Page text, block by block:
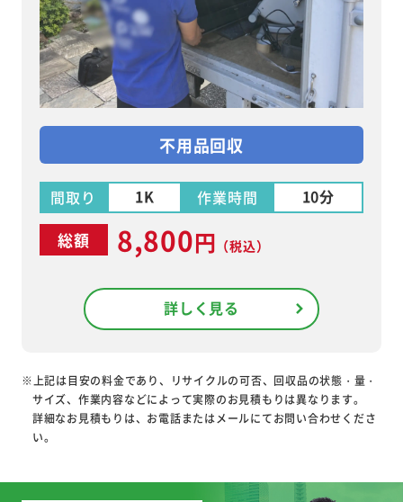
不用品回収
間取り 1K 作業時間 10分
総額 8,800円 （税込）
詳しく見る
※上記は目安の料金であり、リサイクルの可否、回収品の状態・量・
サイズ、作業内容などによって実際のお見積もりは異なります。
詳細なお見積もりは、お電話またはメールにてお問い合わせくださ
い。